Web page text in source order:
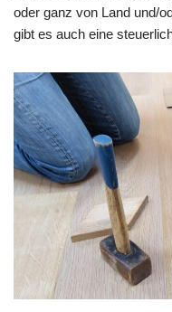
oder ganz von Land und/
gibt es auch eine